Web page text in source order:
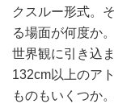
クスルー形式。
る場面が何度か
世界観に引き込
132cm以上のア
ものもいくつか